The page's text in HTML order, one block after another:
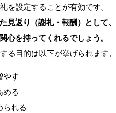
を設定することが有効です。
見返り（謝礼・報酬）として
心を持ってくれるでしょう。
る目的は以下が挙げられます。
やす
める
られる